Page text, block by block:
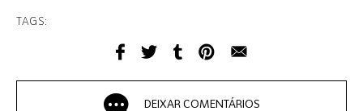
TAGS:
DEIXAR COMENTÁRIOS